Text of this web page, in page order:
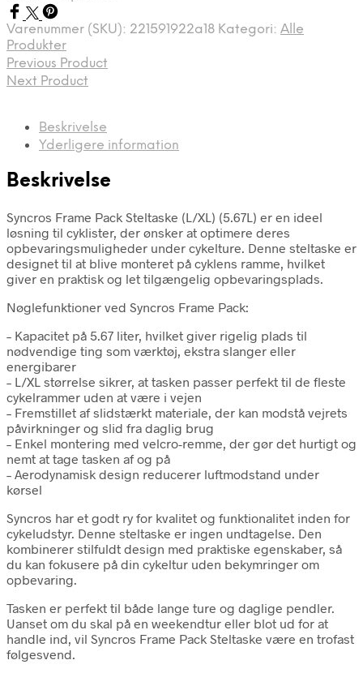
Varenummer (SKU): 221591922a18 Kategori: Alle
Produkter
Previous Product
Next Product
Beskrivelse
Yderligere information
Beskrivelse
Syncros Frame Pack Steltaske (L/XL) (5.67L) er en ideel
løsning til cyklister, der ønsker at optimere deres
opbevaringsmuligheder under cykelture. Denne steltaske er
designet til at blive monteret på cyklens ramme, hvilket
giver en praktisk og let tilgængelig opbevaringsplads.
Nøglefunktioner ved Syncros Frame Pack:
– Kapacitet på 5.67 liter, hvilket giver rigelig plads til
nødvendige ting som værktøj, ekstra slanger eller
energibarer
– L/XL størrelse sikrer, at tasken passer perfekt til de fleste
cykelrammer uden at være i vejen
– Fremstillet af slidstærkt materiale, der kan modstå vejrets
påvirkninger og slid fra daglig brug
– Enkel montering med velcro-remme, der gør det hurtigt og
nemt at tage tasken af og på
– Aerodynamisk design reducerer luftmodstand under
kørsel
Syncros har et godt ry for kvalitet og funktionalitet inden for
cykeludstyr. Denne steltaske er ingen undtagelse. Den
kombinerer stilfuldt design med praktiske egenskaber, så
du kan fokusere på din cykeltur uden bekymringer om
opbevaring.
Tasken er perfekt til både lange ture og daglige pendler.
Uanset om du skal på en weekendtur eller blot ud for at
handle ind, vil Syncros Frame Pack Steltaske være en trofast
følgesvend.